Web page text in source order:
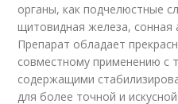
органы, как подчелюстные
щитовидная железа, сонная
Препарат обладает
совместному применению с
содержащими
для более точной и